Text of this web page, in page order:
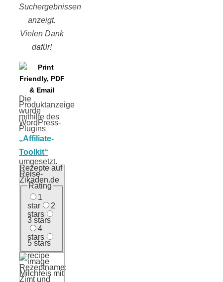
Suchergebnissen
anzeigt.
Vielen Dank
dafür!
Die
Produktanzeige
wurde
mithilfe des
WordPress-
Plugins
„Affiliate-
Toolkit“
umgesetzt.
Rezepte auf
Reise-
Zikaden.de
Rating
1
star
2
stars
3 stars
4
stars
5 stars
Rezeptname:
Milchreis mit
Zimt und